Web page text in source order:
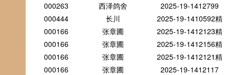
000263
西泽鸽舍
2025-19-1412799
000444
长川
2025-19-1410592精
000166
张章圃
2025-19-1412123精
000166
张章圃
2025-19-1412156精
000166
张章圃
2025-19-1412121精
000166
张章圃
2025-19-1412117